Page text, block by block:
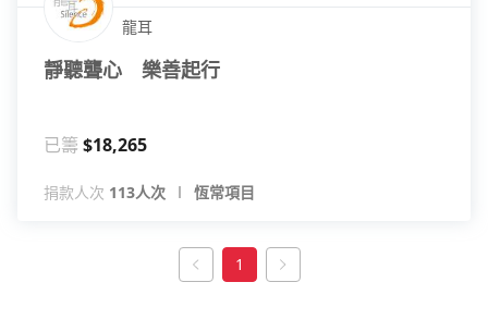
龍耳
靜聽聾心 樂善起行
已籌 $18,265
捐款人次 113人次 恆常項目
1